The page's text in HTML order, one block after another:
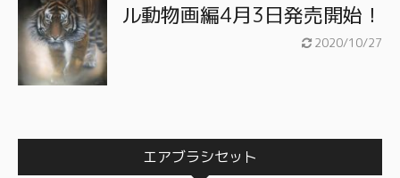
ル動物画編4月3日発売開始！
2020/10/27
エアブラシセット